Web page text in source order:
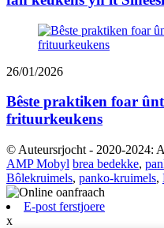
26/01/2026
Bêste praktiken foar
frituurkeukens
© Auteursrjocht - 2020-2024:
AMP Mobyl brea bedekke,
Bôlekruimels, panko-kruimels,
E-post ferstjoere
x